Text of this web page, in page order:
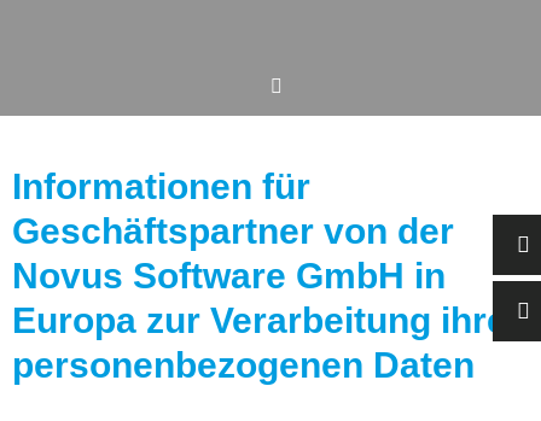
Informationen für
Geschäftspartner von der
Novus Software GmbH in
Europa zur Verarbeitung ihrer
personenbezogenen Daten